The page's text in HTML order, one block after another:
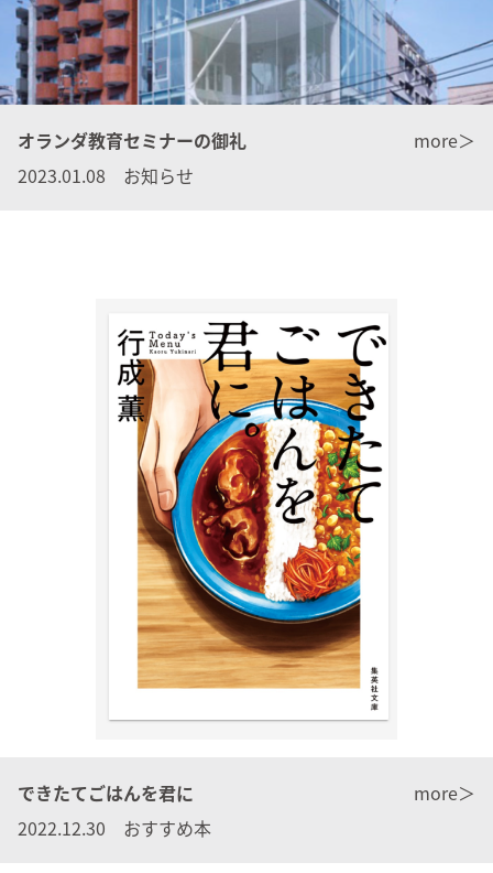
オランダ教育セミナーの御礼
2023.01.08 お知らせ
more＞
できたてごはんを君に
2022.12.30 おすすめ本
more＞